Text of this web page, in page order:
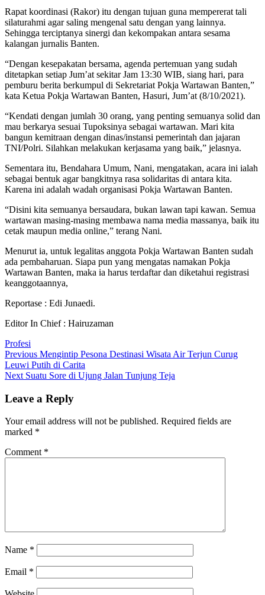
Rapat koordinasi (Rakor) itu dengan tujuan guna mempererat tali
silaturahmi agar saling mengenal satu dengan yang lainnya.
Sehingga terciptanya sinergi dan kekompakan antara sesama
kalangan jurnalis Banten.
“Dengan kesepakatan bersama, agenda pertemuan yang sudah
ditetapkan setiap Jum’at sekitar Jam 13:30 WIB, siang hari, para
pemburu berita berkumpul di Sekretariat Pokja Wartawan Banten,”
kata Ketua Pokja Wartawan Banten, Hasuri, Jum’at (8/10/2021).
“Kendati dengan jumlah 30 orang, yang penting semuanya solid dan
mau berkarya sesuai Tupoksinya sebagai wartawan. Mari kita
bangun kemitraan dengan dinas/instansi pemerintah dan jajaran
TNI/Polri. Silahkan melakukan kerjasama yang baik,” jelasnya.
Sementara itu, Bendahara Umum, Nani, mengatakan, acara ini ialah
sebagai bentuk agar bangkitnya rasa solidaritas di antara kita.
Karena ini adalah wadah organisasi Pokja Wartawan Banten.
“Disini kita semuanya bersaudara, bukan lawan tapi kawan. Semua
wartawan masing-masing membawa nama media massanya, baik itu
cetak maupun media online,” terang Nani.
Menurut ia, untuk legalitas anggota Pokja Wartawan Banten sudah
ada pembaharuan. Siapa pun yang mengatas namakan Pokja
Wartawan Banten, maka ia harus terdaftar dan diketahui registrasi
keanggotaannya,
Reportase : Edi Junaedi.
Editor In Chief : Hairuzaman
Profesi
Post
navigation
Previous Previous
post:
Mengintip Pesona Destinasi Wisata Air Terjun Curug
Leuwi Putih di Carita
Next Next
Suatu Sore di Ujung Jalan Tunjung Teja
Leave a Reply
Your email address will not be published. Required fields are
marked *
Comment *
Name *
Email *